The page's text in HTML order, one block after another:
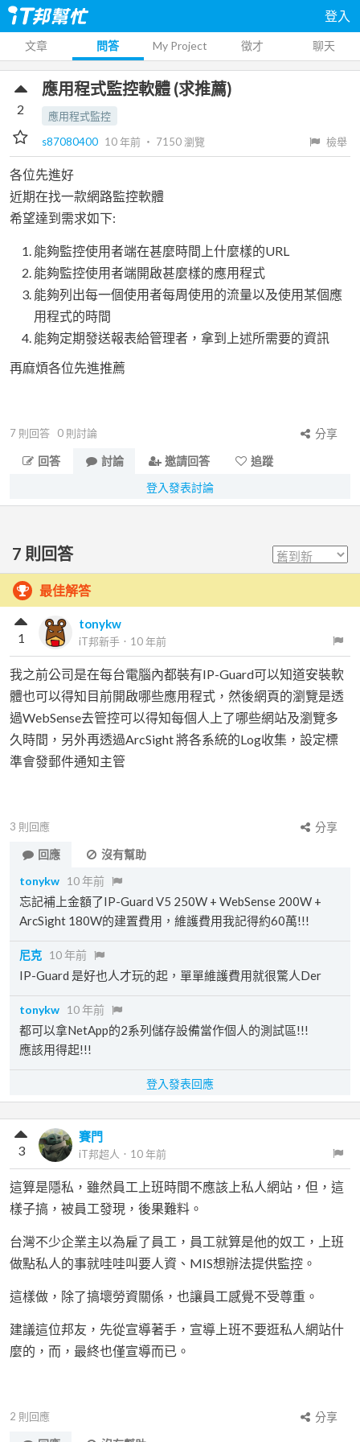
登入
文章 問答 My Project 徵才 聊天
應用程式監控軟體 (求推薦)
應用程式監控
s87080400 10 年前 ‧ 7150瀏覽 檢舉
2
各位先進好
近期在找一款網路監控軟體
希望達到需求如下:
能夠監控使用者端在甚麼時間上什麼樣的URL
能夠監控使用者端開啟甚麼樣的應用程式
能夠列出每一個使用者每周使用的流量以及使用某個應
用程式的時間
能夠定期發送報表給管理者，拿到上述所需要的資訊
再麻煩各位先進推薦
7 則回答 0 則討論
分享
回答
討論 邀請回答
追蹤
登入發表討論
7 則回答
最佳解答
tonykw
iT邦新手 ． 10 年前
1
我之前公司是在每台電腦內都裝有IP-Guard可以知道安裝軟
體也可以得知目前開啟哪些應用程式，然後網頁的瀏覽是透
過WebSense去管控可以得知每個人上了哪些網站及瀏覽多
久時間，另外再透過ArcSight 將各系統的Log收集，設定標
準會發郵件通知主管
3 則回應
分享
回應
沒有幫助
tonykw 10 年前
忘記補上金額了IP-Guard V5 250W + WebSense 200W +
ArcSight 180W的建置費用，維護費用我記得約60萬!!!
尼克 10 年前
IP-Guard 是好也人才玩的起，單單維護費用就很驚人Der
tonykw 10 年前
都可以拿NetApp的2系列儲存設備當作個人的測試區!!!
應該用得起!!!
登入發表回應
賽門
iT邦超人 ． 10 年前
3
這算是隱私，雖然員工上班時間不應該上私人網站，但，這
樣子搞，被員工發現，後果難料。
台灣不少企業主以為雇了員工，員工就算是他的奴工，上班
做點私人的事就哇哇叫要人資、MIS想辦法提供監控。
這樣做，除了搞壞勞資關係，也讓員工感覺不受尊重。
建議這位邦友，先從宣導著手，宣導上班不要逛私人網站什
麼的，而，最終也僅宣導而已。
2 則回應
分享